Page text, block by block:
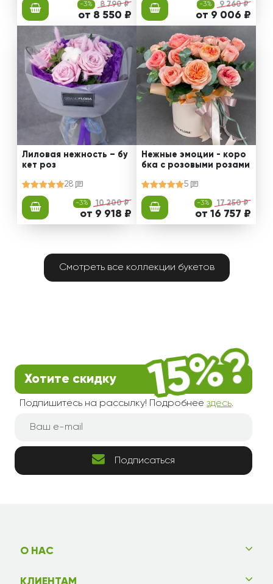
-3% 8 790 ₽
от 8 550 ₽
-3% 9 260 ₽
от 9 006 ₽
Лиловая нежность – бу
кет роз
28
-3% 10 200 ₽
от 9 918 ₽
Нежные эмоции - коро
бка с розовыми розами
5
-3% 17 250 ₽
от 16 757 ₽
Смотреть все коллекции букетов
Хотите скидку
Подпишитесь на рассылку! Подробнее здесь.
Подписаться
О НАС
КЛИЕНТАМ